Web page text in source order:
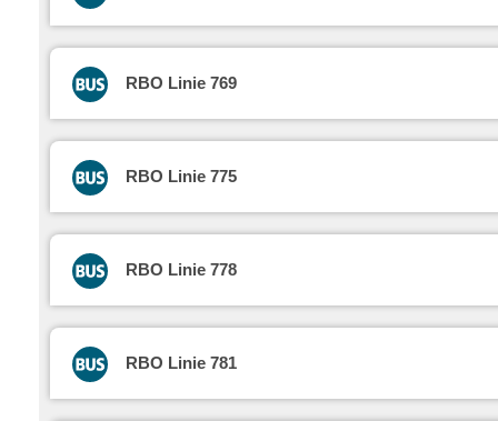
RBO Linie 769
RBO Linie 775
RBO Linie 778
RBO Linie 781